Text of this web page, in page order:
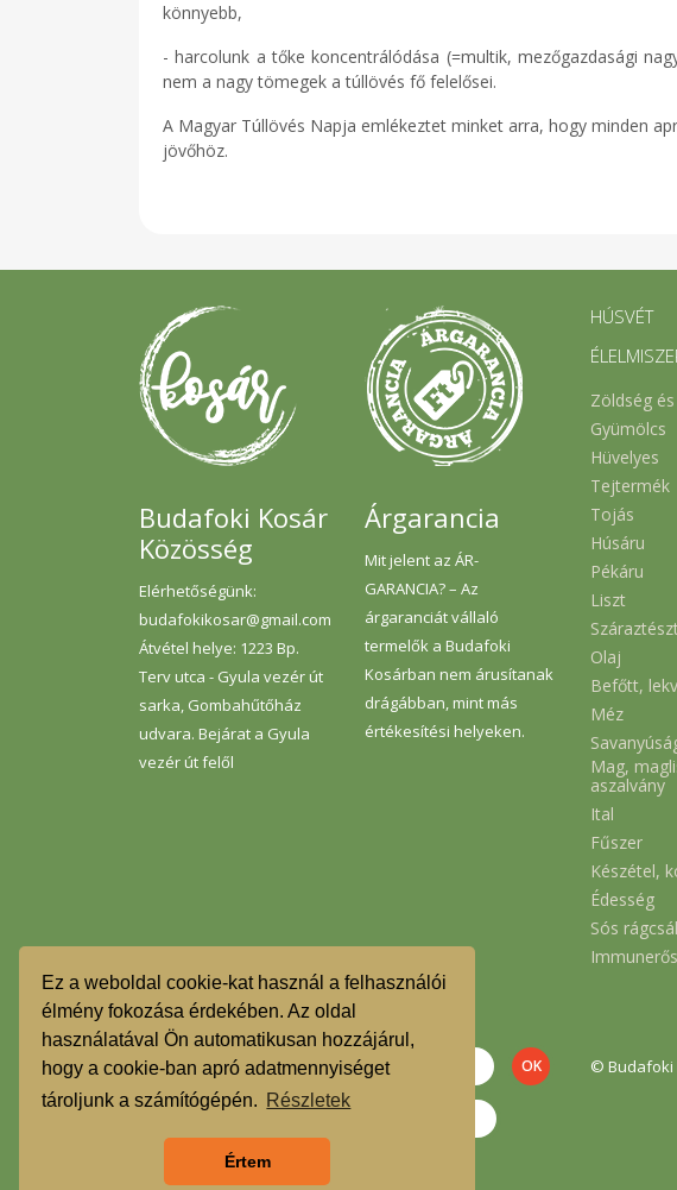
Ez a weboldal cookie-kat használ a felhasználói
élmény fokozása érdekében. Az oldal
használatával Ön automatikusan hozzájárul,
hogy a cookie-ban apró adatmennyiséget
tároljunk a számítógépén. Részletek
Értem
könnyebb,
- harcolunk a tőke koncentrálódása (=multik, mezőgazdasági
nem a nagy tömegek a túllövés fő felelősei.
A Magyar Túllövés Napja emlékeztet minket arra, hogy minden
jövőhöz.
Budafoki Kosár
Közösség
Elérhetőségünk:
budafokikosar@gmail.com
Átvétel helye: 1223 Bp.
Terv utca - Gyula vezér út
sarka, Gombahűtőház
udvara. Bejárat a Gyula
vezér út felől
Árgarancia
Mit jelent az ÁR-
GARANCIA? – Az
árgaranciát vállaló
termelők a Budafoki
Kosárban nem árusítanak
drágábban, mint más
értékesítési helyeken.
HÚSVÉT
Zöldség
Gyümölcs
Hüvelyes
Tejtermék
Tojás
Húsáru
Pékáru
Liszt
Olaj
Befőtt,
Méz
Mag,
aszalvány
Ital
Fűszer
Készétel,
Édesség
Sós
Szeretnék feliratkozni a hírlevélre.
© Budafoki